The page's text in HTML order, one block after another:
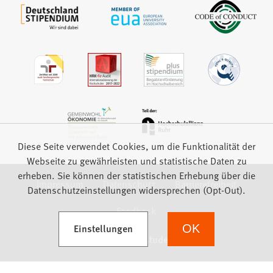
Impressum Datenschutz
Barrierefreiheit
Feedback
Diese Seite verwendet Cookies, um die Funktionalität der
Webseite zu gewährleisten und statistische Daten zu
erheben. Sie können der statistischen Erhebung über die
Datenschutzeinstellungen widersprechen (Opt-Out).
Einstellungen
(Öffnet in einem neuen Tab) OK